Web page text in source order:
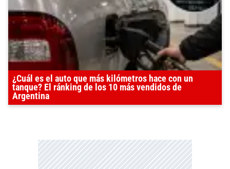
¿Cuál es el auto que más kilómetros hace con un
tanque? El ránking de los 10 más vendidos de
Argentina